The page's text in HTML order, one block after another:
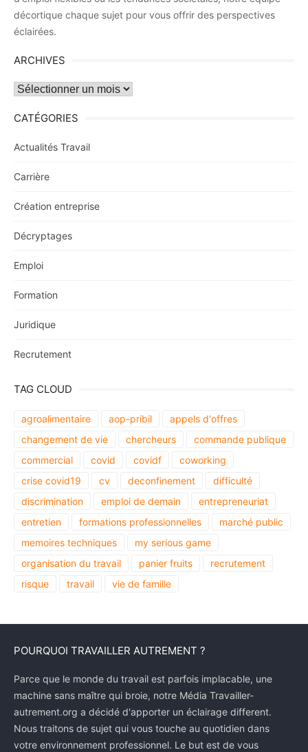
décortique chaque sujet pour vous offrir des perspectives
éclairées.
ARCHIVES
Archives
CATÉGORIES
Actualités Travail
Carrière
Création entreprise
Décryptages
Emploi
Formation
Juridique
Recrutement
TAG CLOUD
agroalimentaire aop-pribil
appels d'offres
changement de vie
chercheurs
commande publique
commercial
covid covidf
coworking
crise covid19
cv deconfinement
difficulté
discrimination
emploi de demain
entrepreneuriat
entretien
formations professionnelles
marché public
memoires techniques
my serious game
organisation du travail
panier fruits
recrutement
risque
travail vie de famille
POURQUOI TRAVAILLER AUTREMENT ?
Parce que le monde du travail est parfois implacable, une
machine sans maître qui broie, notre Média Travailler-
autrement.org a décidé d'apporter un éclairage different.
Nous traitons de sujet qui vous touche au quotidien dans
votre environnement professionnel. Le but est de vous